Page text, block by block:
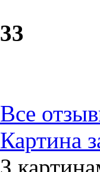
33
Все
Картина